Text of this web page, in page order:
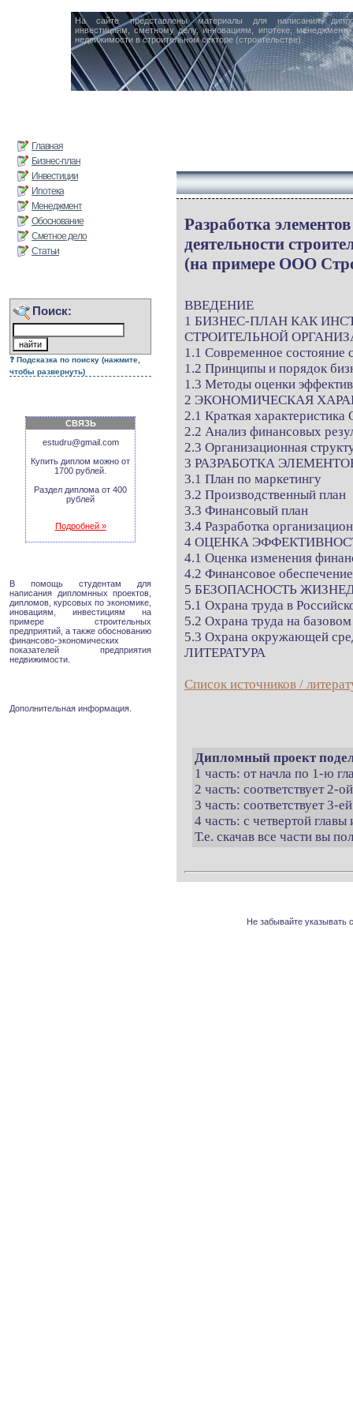
На сайте представлены материалы для написания
инвестициям, сметному делу, инновациям, ипотеке,
недвижимости в строительном секторе (строительстве).
Главная
Бизнес-план
Инвестиции
Ипотека
Менеджмент
Обоснование
Сметное дело
Статьи
Поиск:
Подсказка по поиску (нажмите,
чтобы развернуть)
СВЯЗЬ
estudru@gmail.com
Купить диплом можно от
1700 рублей.
Раздел диплома от 400
рублей
Подробней »
В помощь студентам для
написания дипломнных проектов,
дипломов, курсовых по экономике,
иновациям, инвестициям на
примере строительных
предприятий, а также обоснованию
финансово-экономических
показателей предприятия
недвижимости.
Дополнительная информация.
Разработка
деятельности
(на примере ООО
ВВЕДЕНИЕ
1 БИЗНЕС-ПЛАН КАК
СТРОИТЕЛЬНОЙ
1.1 Современное состояние
1.2 Принципы и порядок
1.3 Методы оценки
2 ЭКОНОМИЧЕСКАЯ
2.1 Краткая
2.2 Анализ финансовых
2.3 Организационная
3 РАЗРАБОТКА
3.1 План по маркетингу
3.2 Производственный план
3.3 Финансовый план
3.4 Разработка
4 ОЦЕНКА
4.1 Оценка изменения
4.2 Финансовое
5 БЕЗОПАСНОСТЬ
5.1 Охрана труда в
5.2 Охрана труда на
5.3 Охрана окружающей
ЛИТЕРАТУРА
Список источников /
Дипломный проект
1 часть: от начла по 1-ю
2 часть: соответствует 2-
3 часть: соответствует 3-
4 часть: с четвертой
Т.е. скачав все части вы
Не забывайте указывать